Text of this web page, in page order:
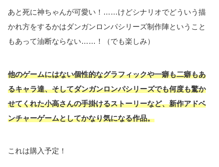
あと死に神ちゃんが可愛い！……けどシナリオでどういう描
かれ方をするかはダンガンロンパシリーズ制作陣ということ
もあって油断ならない……！（でも楽しみ）
他のゲームにはない個性的なグラフィックや一癖も二癖もあ
るキャラ達、そしてダンガンロンパシリーズでも何度も驚か
せてくれた小高さんの手掛けるストーリーなど、新作アドベ
ンチャーゲームとしてかなり気になる作品。
これは購入予定！